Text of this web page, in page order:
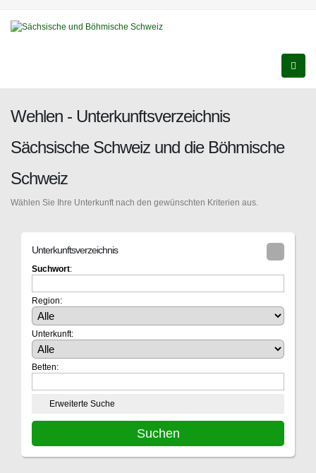
Wehlen - Unterkunftsverzeichnis
Sächsische Schweiz und die Böhmische
Schweiz
Wählen Sie Ihre Unterkunft nach den gewünschten Kriterien aus.
Unterkunftsverzeichnis
Suchwort:
Region:
Unterkunft:
Betten:
Erweiterte Suche